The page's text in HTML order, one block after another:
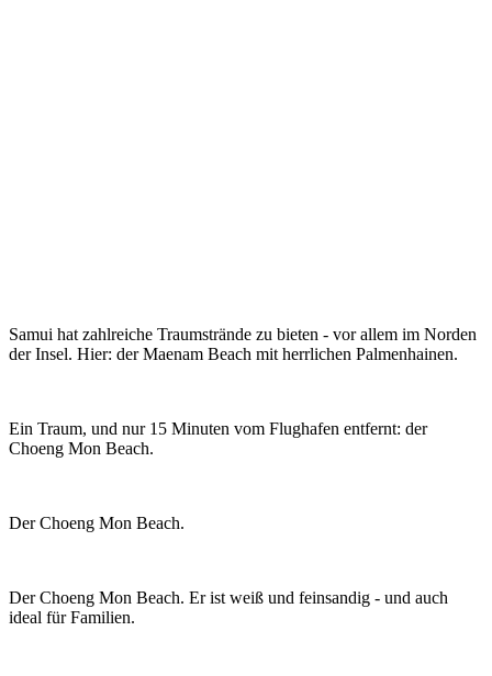
Samui hat zahlreiche Traumstrände zu bieten - vor allem im Norden
der Insel. Hier: der Maenam Beach mit herrlichen Palmenhainen.
Ein Traum, und nur 15 Minuten vom Flughafen entfernt: der
Choeng Mon Beach.
Der Choeng Mon Beach.
Der Choeng Mon Beach. Er ist weiß und feinsandig - und auch
ideal für Familien.